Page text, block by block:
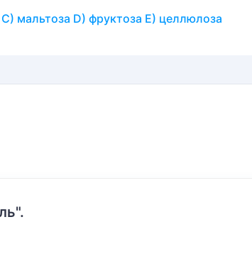
мальтоза D) фруктоза E) целлюлоза